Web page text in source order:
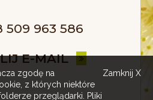
509 963 586
E-MAIL
Zamknij X
zgodę na
z których niektóre
przeglądarki. Pliki